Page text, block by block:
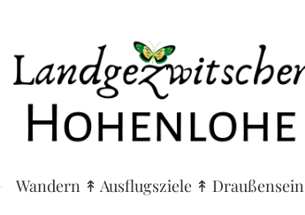
Wandern ↟ Ausflugsziele ↟ Draußensein